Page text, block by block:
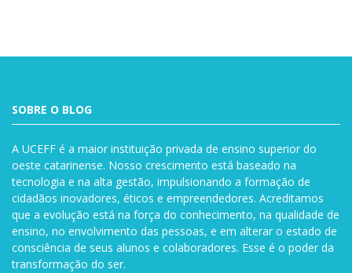
SOBRE O BLOG
A UCEFF é a maior instituição privada de ensino superior do
oeste catarinense. Nosso crescimento está baseado na
tecnologia e na alta gestão, impulsionando a formação de
cidadãos inovadores, éticos e empreendedores. Acreditamos
que a evolução está na força do conhecimento, na qualidade de
ensino, no envolvimento das pessoas, e em alterar o estado de
consciência de seus alunos e colaboradores. Esse é o poder da
transformação do ser.